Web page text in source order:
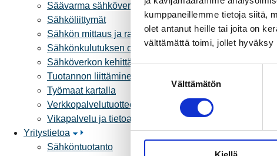
kumppaneillemme tietoja siitä,
olet antanut heille tai joita on
välttämättä toimi, jollet hyväksy
Välttämätön
Säävarma sähköverkko
Sähköliittymät
Sähkön mittaus ja raportointi
Sähkönkulutuksen ohjaus kiinteistössä
Sähköverkon kehittämissuunnitelma
Tuotannon liittäminen verkkoon
Työmaat kartalla
Verkkopalvelutuotteet ja hinnastot
Vikapalvelu ja tietoa jakeluhäiriöistä
Yritystietoa
Sähköntuotanto